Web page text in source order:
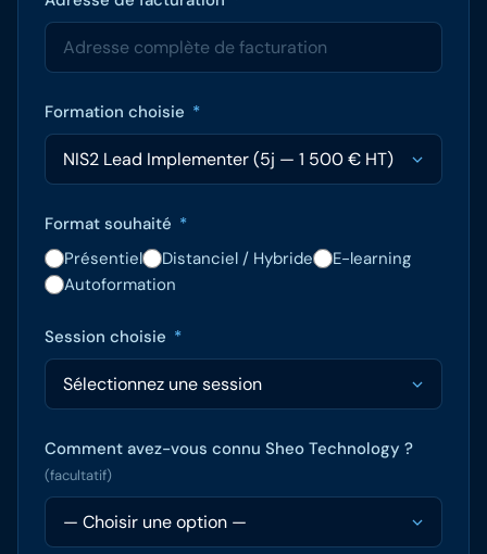
Formation choisie *
Format souhaité *
Présentiel
Distanciel / Hybride
E-learning
Autoformation
Session choisie *
Comment avez-vous connu Sheo Technology ?
(facultatif)